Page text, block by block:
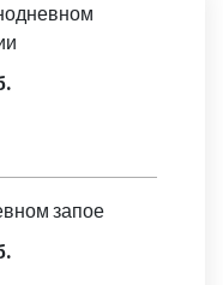
запое